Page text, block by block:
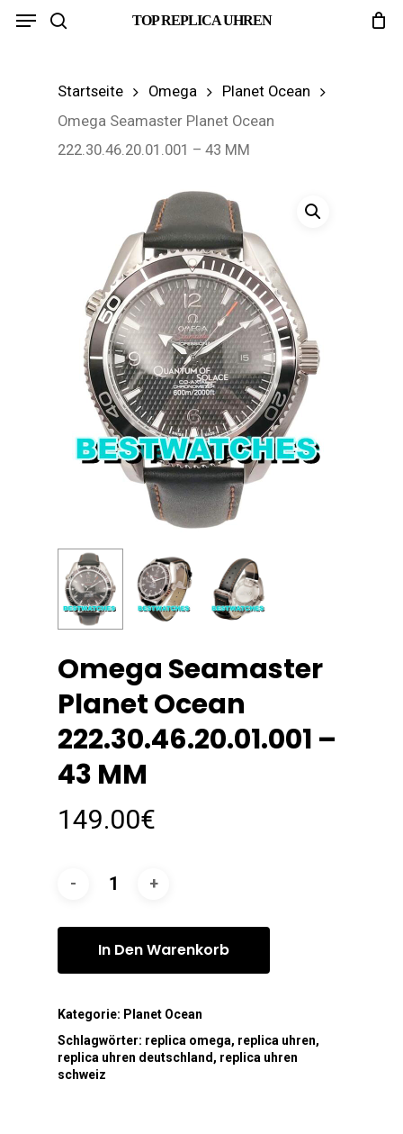
Skip
TOP REPLICA UHREN
Menu
Startseite Omega
Planet Ocean
Omega Seamaster Planet Ocean
222.30.46.20.01.001 – 43 MM
Omega Seamaster
Planet Ocean
222.30.46.20.01.001 –
43 MM
149.00€
In Den Warenkorb
Kategorie: Planet Ocean
Schlagwörter: replica omega, replica uhren,
replica uhren deutschland , replica uhren
schweiz